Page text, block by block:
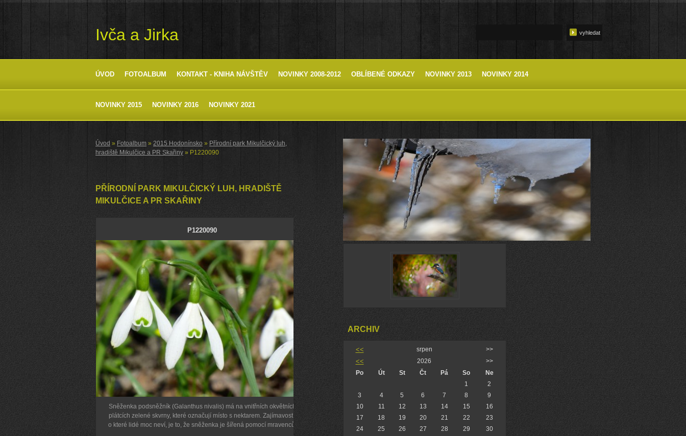
Ivča a Jirka
ÚVOD FOTOALBUM KONTAKT - KNIHA NÁVŠTĚV NOVINKY 2008-2012 OBLÍBENÉ ODKAZY NOVINKY 2013 NOVINKY 2014
NOVINKY 2015 NOVINKY 2016 NOVINKY 2021
Úvod » Fotoalbum » 2015 Hodonínsko » Přírodní park Mikulčický luh,
hradiště Mikulčice a PR Skařiny » P1220090
PŘÍRODNÍ PARK MIKULČICKÝ LUH, HRADIŠTĚ
MIKULČICE A PR SKAŘINY
P1220090
Sněženka podsněžník (Galanthus nivalis) má na vnitřních okvětních
plátcích zelené skvrny, které označují místo s nektarem. Zajímavostí,
o které lidé moc neví, je to, že sněženka je šířená pomocí mravenců.
ARCHIV
<< srpen >>
<< 2026
>>
Po
Út St Čt Pá So
Ne
1
2
3
4 5 6 7 8
9
10
11 12 13 14 15
16
17
18 19 20 21 22
23
24
25 26 27 28 29
30